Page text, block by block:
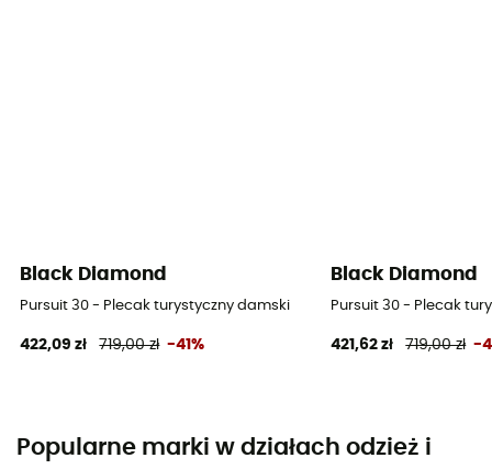
Black Diamond
Pursuit 30 - Plecak turystyczny damski
422,09 zł 719,00 zł -41%
Black Diamond
Pursuit 30 - Plecak
421,62 zł 719,00 zł -
Popularne marki w działach odzież i